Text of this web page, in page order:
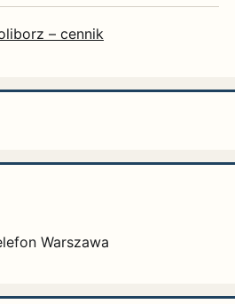
– cennik
Warszawa